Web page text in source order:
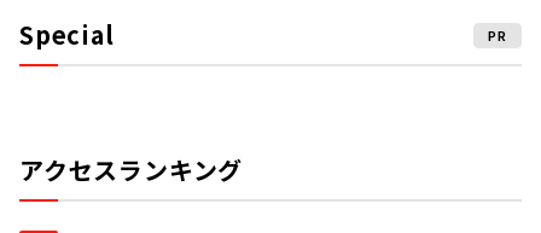
Special PR
アクセスランキング